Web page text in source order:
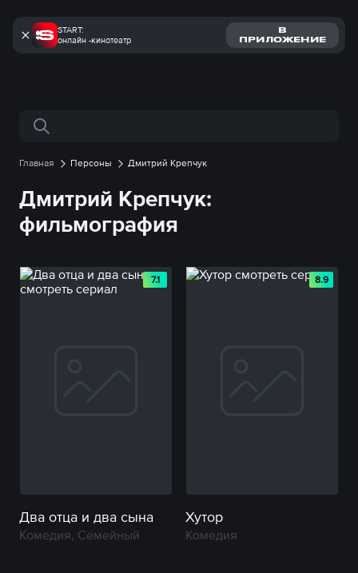
START:
онлайн -кинотеатр
В
ПРИЛОЖЕНИЕ
Поиск по сайту
Главная Персоны Дмитрий Крепчук
Дмитрий Крепчук:
фильмография
7.1
Два отца и два сына
Комедия, Семейный
8.9
Хутор
Комедия